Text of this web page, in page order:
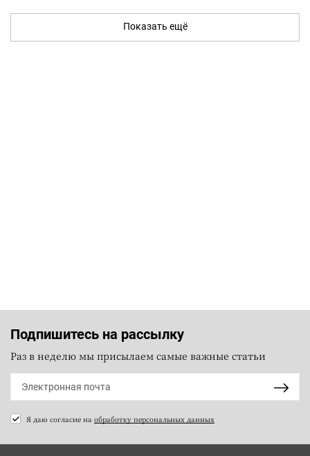
Показать ещё
Подпишитесь на рассылку
Раз в неделю мы присылаем самые важные статьи
Я даю согласие на обработку персональных данных